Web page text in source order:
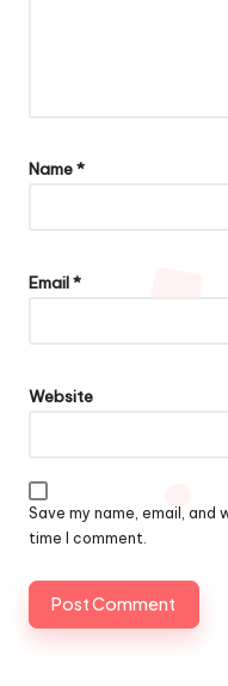
Name*
Email*
Website
Save my name, email,
time I comment.